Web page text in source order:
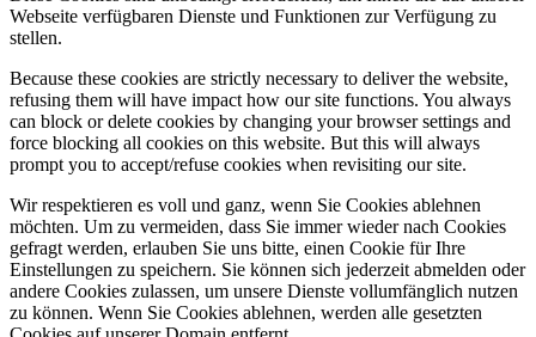
Webseite verfügbaren Dienste und Funktionen zur Verfügung zu
stellen.
Because these cookies are strictly necessary to deliver the website,
refusing them will have impact how our site functions. You always
can block or delete cookies by changing your browser settings and
force blocking all cookies on this website. But this will always
prompt you to accept/refuse cookies when revisiting our site.
Wir respektieren es voll und ganz, wenn Sie Cookies ablehnen
möchten. Um zu vermeiden, dass Sie immer wieder nach Cookies
gefragt werden, erlauben Sie uns bitte, einen Cookie für Ihre
Einstellungen zu speichern. Sie können sich jederzeit abmelden oder
andere Cookies zulassen, um unsere Dienste vollumfänglich nutzen
zu können. Wenn Sie Cookies ablehnen, werden alle gesetzten